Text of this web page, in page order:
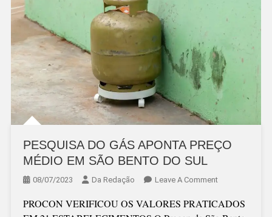
PESQUISA DO GÁS APONTA PREÇO
MÉDIO EM SÃO BENTO DO SUL
08/07/2023 Da Redação Leave A CommentOn
DO
PROCON VERIFICOU OS VALORES PRATICADOS